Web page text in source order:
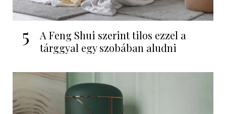
5
A Feng Shui szerint tilos ezzel a
tárggyal egy szobában aludni